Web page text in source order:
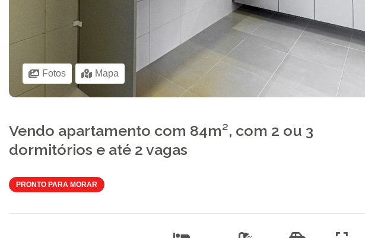
Fotos Mapa
Vendo apartamento com 84m², com 2 ou 3
dormitórios e até 2 vagas
PRONTO PARA MORAR